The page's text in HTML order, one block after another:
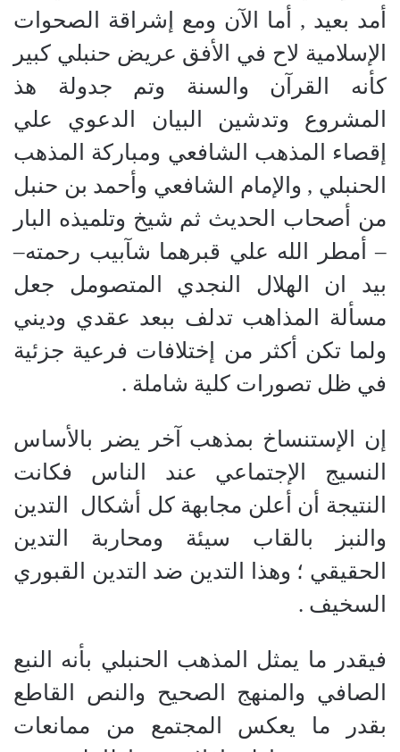
أمد بعيد , أما الآن ومع إشراقة الصحوات
الإسلامية لاح في الأفق عريض حنبلي كبير
كأنه القرآن والسنة وتم جدولة هذ
المشروع وتدشين البيان الدعوي علي
إقصاء المذهب الشافعي ومباركة المذهب
الحنبلي , والإمام الشافعي وأحمد بن حنبل
من أصحاب الحديث ثم شيخ وتلميذه البار
– أمطر الله علي قبرهما شآبيب رحمته–
بيد ان الهلال النجدي المتصومل جعل
مسألة المذاهب تدلف ببعد عقدي وديني
ولما تكن أكثر من إختلافات فرعية جزئية
في ظل تصورات كلية شاملة .
إن الإستنساخ بمذهب آخر يضر بالأساس
النسيج الإجتماعي عند الناس فكانت
النتيجة أن أعلن مجابهة كل أشكال
التدين
والنبز بالقاب سيئة ومحاربة التدين
الحقيقي ؛ وهذا التدين ضد التدين القبوري
السخيف .
فيقدر ما يمثل المذهب الحنبلي بأنه النبع
الصافي والمنهج الصحيح والنص القاطع
بقدر ما يعكس المجتمع من ممانعات